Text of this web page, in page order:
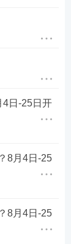
试报名。
报名模
4日-25日开
8月4日-25
8月4日-25